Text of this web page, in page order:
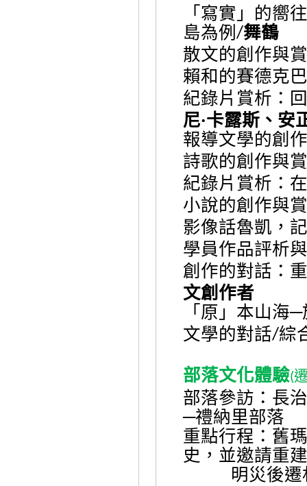
「寫實」的嚮
島為例/舞鶴
散文的創作與
賴和的賽德克
紀錄片賞析：
尼‧卡露斯、安
報導文學的創
詩歌的創作與
紀錄片賞析：
小說的創作與
影像話魯凱，
學員作品評析
創作的對話：
文創作者
「原」本山海
文學的對話/綜
部落文化體驗(
部落參訪：長
─禮納里部落
重點行程：舊
史，並邀請重
明災後